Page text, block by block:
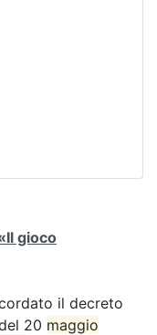
gioco
il decreto
20 maggio